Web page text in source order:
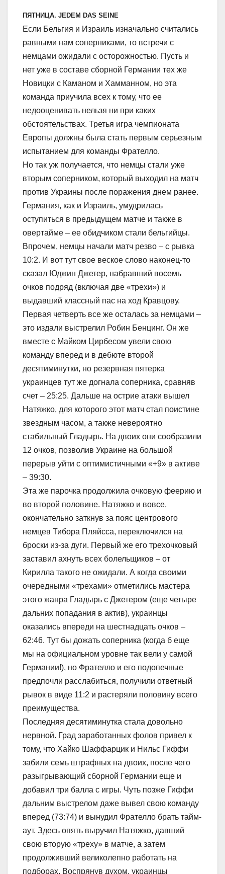
ПЯТНИЦА. JEDEM DAS SEINE
Если Бельгия и Израиль изначально считались
равными нам соперниками, то встречи с
немцами ожидали с осторожностью. Пусть и
нет уже в составе сборной Германии тех же
Новицки с Каманом и Хамманном, но эта
команда приучила всех к тому, что ее
недооценивать нельзя ни при каких
обстоятельствах. Третья игра чемпионата
Европы должны была стать первым серьезным
испытанием для команды Фрателло.
Но так уж получается, что немцы стали уже
вторым соперником, который выходил на матч
против Украины после поражения днем ранее.
Германия, как и Израиль, умудрилась
оступиться в предыдущем матче и также в
овертайме – ее обидчиком стали бельгийцы.
Впрочем, немцы начали матч резво – с рывка
10:2. И вот тут свое веское слово наконец-то
сказал Юджин Джетер, набравший восемь
очков подряд (включая две «трехи») и
выдавший классный пас на ход Кравцову.
Первая четверть все же осталась за немцами –
это издали выстрелил Робин Бенцинг. Он же
вместе с Майком Цирбесом увели свою
команду вперед и в дебюте второй
десятиминутки, но резервная пятерка
украинцев тут же догнала соперника, сравняв
счет – 25:25. Дальше на острие атаки вышел
Натяжко, для которого этот матч стал поистине
звездным часом, а также невероятно
стабильный Гладырь. На двоих они сообразили
12 очков, позволив Украине на большой
перерыв уйти с оптимистичными «+9» в активе
– 39:30.
Эта же парочка продолжила очковую феерию и
во второй половине. Натяжко и вовсе,
окончательно заткнув за пояс центрового
немцев Тибора Пляйсса, переключился на
броски из-за дуги. Первый же его трехочковый
заставил ахнуть всех болельщиков – от
Кирилла такого не ожидали. А когда своими
очередными «трехами» отметились мастера
этого жанра Гладырь с Джетером (еще четыре
дальних попадания в актив), украинцы
оказались впереди на шестнадцать очков –
62:46. Тут бы дожать соперника (когда б еще
мы на официальном уровне так вели у самой
Германии!), но Фрателло и его подопечные
предпочли расслабиться, получили ответный
рывок в виде 11:2 и растеряли половину всего
преимущества.
Последняя десятиминутка стала довольно
нервной. Град заработанных фолов привел к
тому, что Хайко Шаффарцик и Нильс Гиффи
забили семь штрафных на двоих, после чего
разыгрывающий сборной Германии еще и
добавил три балла с игры. Чуть позже Гиффи
дальним выстрелом даже вывел свою команду
вперед (73:74) и вынудил Фрателло брать тайм-
аут. Здесь опять выручил Натяжко, давший
свою вторую «треху» в матче, а затем
продолживший великолепно работать на
подборах. Воспрянув духом, украинцы